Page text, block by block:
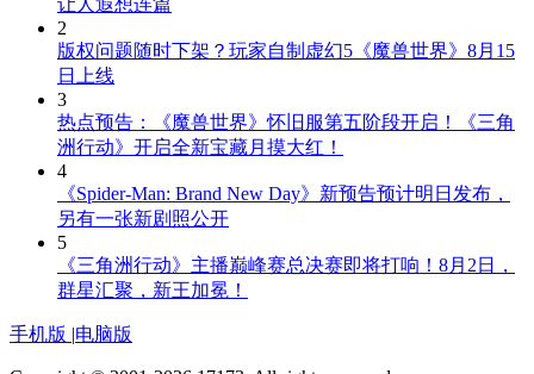
2
版权问题随时下架？玩家自制虚幻5《魔兽世界》8月15
日上线
3
热点预告：《魔兽世界》怀旧服第五阶段开启！《三角
洲行动》开启全新宝藏月摸大红！
4
《Spider-Man: Brand New Day》新预告预计明日发布，
另有一张新剧照公开
5
《三角洲行动》主播巅峰赛总决赛即将打响！8月2日，
群星汇聚，新王加冕！
手机版 |电脑版